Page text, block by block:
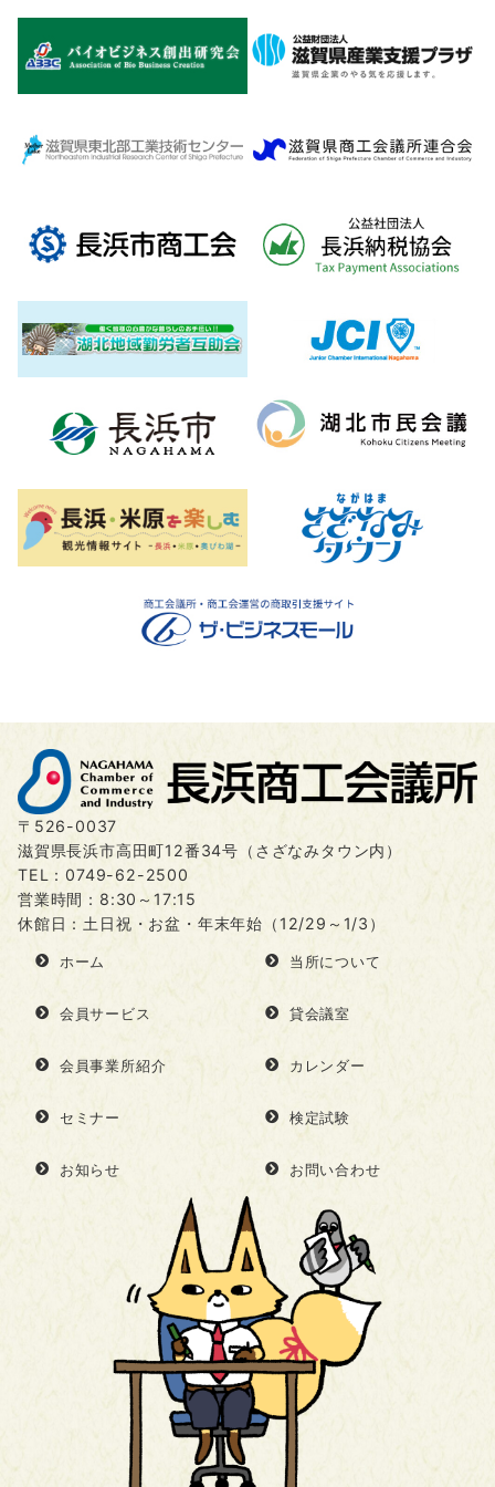
〒526-0037
滋賀県長浜市高田町12番34号（さざなみタウン内）
TEL：0749-62-2500
営業時間：8:30～17:15
休館日：土日祝・お盆・年末年始（12/29～1/3）
ホーム 当所について
会員サービス 貸会議室
会員事業所紹介 カレンダー
セミナー 検定試験
お知らせ お問い合わせ